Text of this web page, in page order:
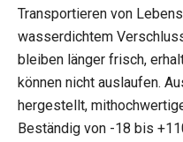
Transportieren von
wasserdichtem
bleiben länger frisch,
können nicht auslaufen.
hergestellt,
Beständig von -18 bis